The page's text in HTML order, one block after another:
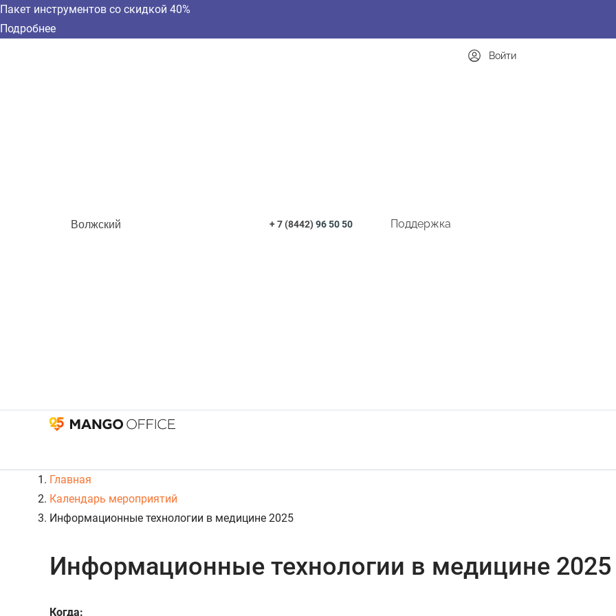
Пакет инструментов со скидкой 40%
Подробнее
Волжский + 7 (8442)96 50 50 Поддержка
Войти
Главная
Календарь мероприятий
Информационные технологии в медицине 2025
Информационные технологии в медицине 2025
Когда: